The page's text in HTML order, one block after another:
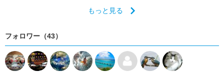
もっと見る
フォロワー（43）